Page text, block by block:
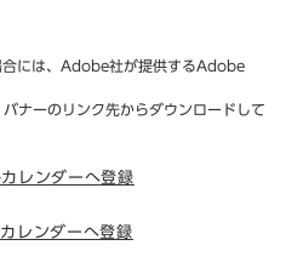
合には、Adobe社が提供するAdobe
ナーのリンク先からダウンロードして
レンダーへ登録
レンダーへ登録